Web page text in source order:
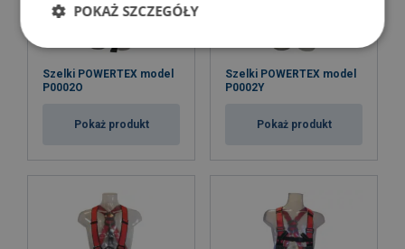
Szelki POWERTEX model
P0002O
Pokaż produkt
Szelki POWERTEX model
P0002Y
Pokaż produkt
POKAŻ SZCZEGÓŁY